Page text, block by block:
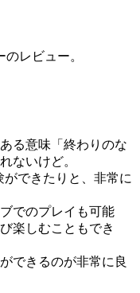
レビュー。
る意味「終わりのな
ないけど。
できたりと、非常に
でのプレイも可能
楽しむこともでき
できるのが非常に良